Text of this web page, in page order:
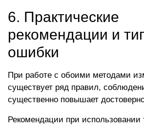
6. Практические
рекомендации и
ошибки
При работе с обоими методами
существует ряд правил,
существенно повышает
Рекомендации при